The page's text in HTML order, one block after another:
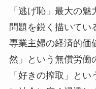
「逃げ恥」最大の
問題を鋭く描いてい
専業主婦の経済的価
然」という無償労
「好きの搾取」と